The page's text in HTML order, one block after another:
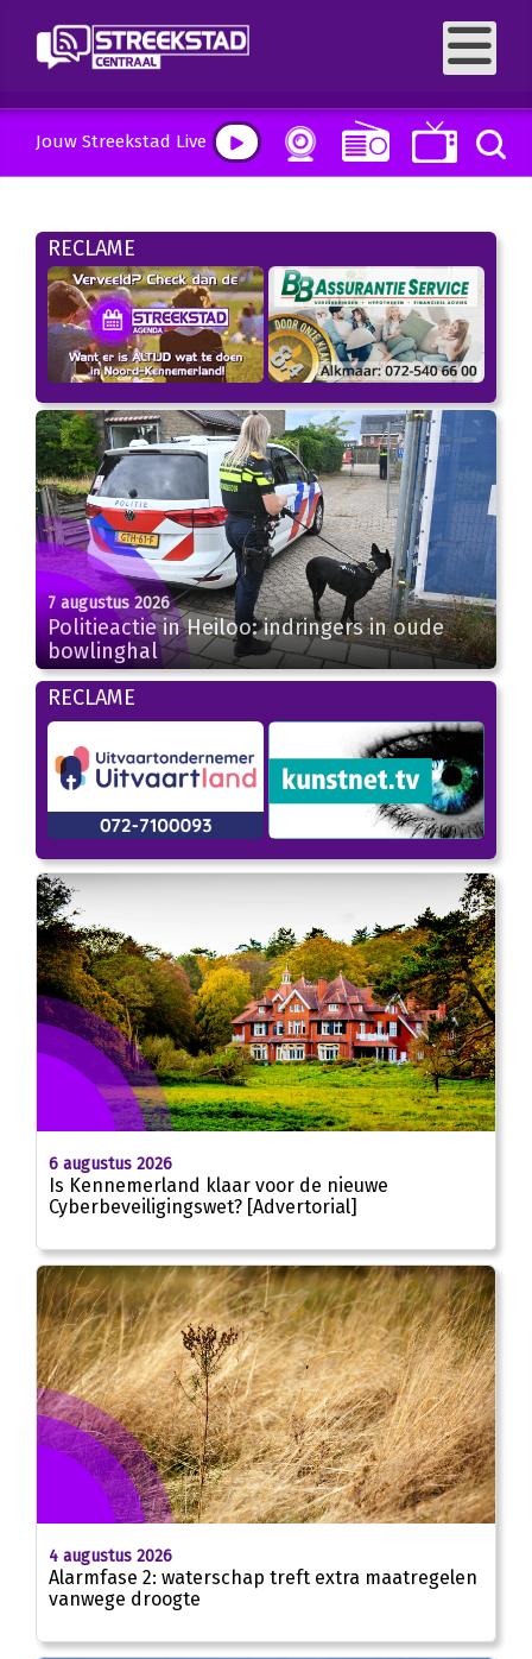
Jouw Streekstad Live
RECLAME
7 augustus 2026
Politieactie in Heiloo: indringers in oude
bowlinghal
RECLAME
6 augustus 2026
Is Kennemerland klaar voor de nieuwe
Cyberbeveiligingswet? [Advertorial]
4 augustus 2026
Alarmfase 2: waterschap treft extra maatregelen
vanwege droogte